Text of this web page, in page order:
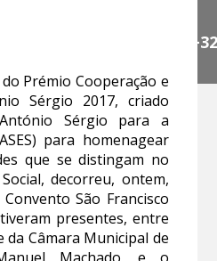
+32
Prémio Cooperação e
Sérgio 2017, criado
Sérgio para a
para homenagear
que se distingam no
decorreu, ontem,
São Francisco
presentes, entre
Câmara Municipal de